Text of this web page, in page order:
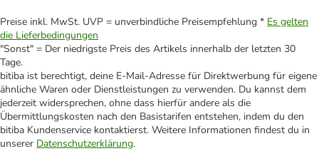
Preise inkl. MwSt. UVP = unverbindliche Preisempfehlung * Es gelten
die Lieferbedingungen
"Sonst" = Der niedrigste Preis des Artikels innerhalb der letzten 30
Tage.
bitiba ist berechtigt, deine E-Mail-Adresse für Direktwerbung für eigene
ähnliche Waren oder Dienstleistungen zu verwenden. Du kannst dem
jederzeit widersprechen, ohne dass hierfür andere als die
Übermittlungskosten nach den Basistarifen entstehen, indem du den
bitiba Kundenservice kontaktierst. Weitere Informationen findest du in
unserer Datenschutzerklärung.